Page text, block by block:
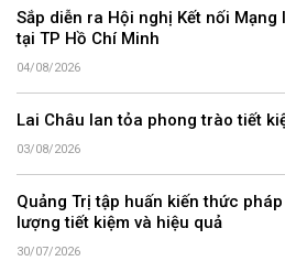
Sắp diễn ra Hội nghị Kết nối
tại TP Hồ Chí Minh
04/08/2026
Lai Châu lan tỏa phong trào tiết
03/08/2026
Quảng Trị tập huấn kiến thức
lượng tiết kiệm và hiệu quả
30/07/2026